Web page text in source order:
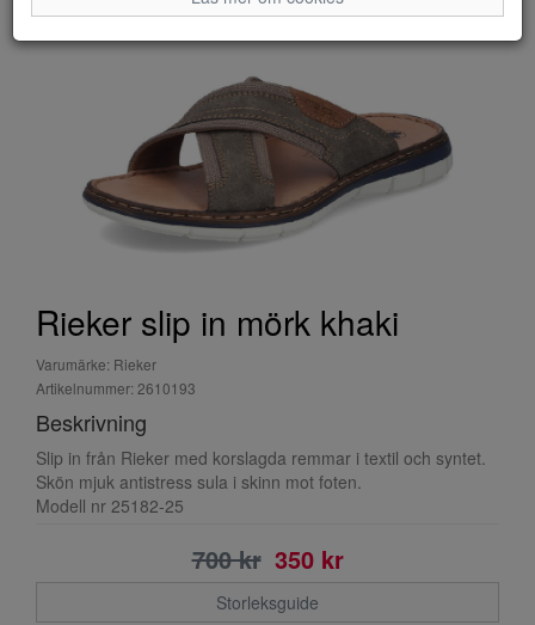
Rieker slip in mörk khaki
Varumärke: Rieker
Artikelnummer: 2610193
Beskrivning
Slip in från Rieker med korslagda remmar i textil och syntet.
Skön mjuk antistress sula i skinn mot foten.
Modell nr 25182-25
700 kr 350 kr
Storleksguide